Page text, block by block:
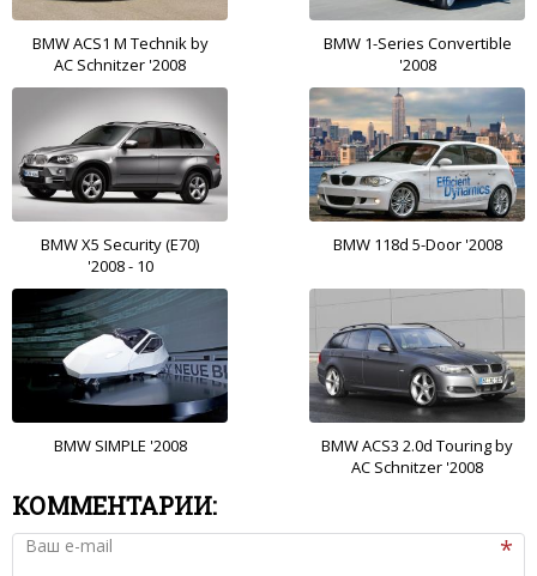
BMW ACS1 M Technik by
AC Schnitzer '2008
BMW 1-Series Convertible
'2008
BMW X5 Security (E70)
'2008 - 10
BMW 118d 5-Door '2008
BMW SIMPLE '2008
BMW ACS3 2.0d Touring by
AC Schnitzer '2008
КОММЕНТАРИИ:
Ваш e-mail